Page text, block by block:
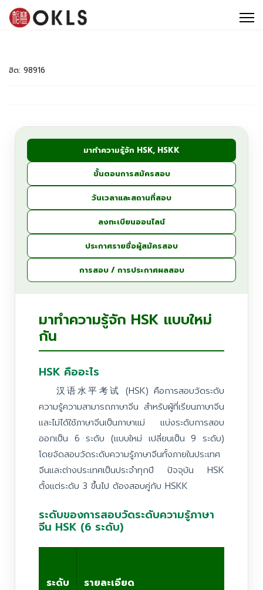
ลักสูตร
ศนศึกษา
8 เหตุผลที่คนเลือกเรียนภาษาจีน ภาษาญี่ปุ่นกับ OKLS
ฮิต: 98916
มาทำความรู้จัก HSK, HSKK
ขั้นตอนการสมัครสอบ
วันเวลาและสถานที่สอบ
ลงทะเบียนออนไลน์
ประกาศรายชื่อผู้สมัครสอบ
การสอบ / การประกาศผลสอบ
มาทำความรู้จัก HSK แบบใหม่
กัน
HSK คืออะไร
汉语水平考试 (HSK) คือการสอบวัดระดับ
ความรู้ความสามารถภาษาจีน สำหรับผู้ที่เรียนภาษาจีน
และไม่ได้ใช้ภาษาจีนเป็นภาษาแม่ แบ่งระดับการสอบ
ออกเป็น 6 ระดับ (แบบใหม่ เปลี่ยนเป็น 9 ระดับ)
โดยจัดสอบวัดระดับความรู้ภาษาจีนทั้งภายในประเทศ
จีนและต่างประเทศเป็นประจำทุกปี ปัจจุบัน HSK
ตั้งแต่ระดับ 3 ขึ้นไป ต้องสอบคู่กับ HSKK
ระดับของการสอบวัดระดับความรู้ภาษา
จีน HSK (6 ระดับ)
ระดับ รายละเอียด